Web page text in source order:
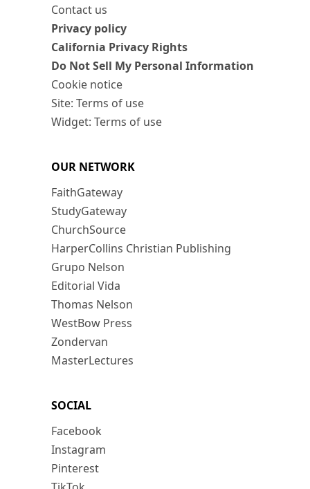
Contact us
Privacy policy
California Privacy Rights
Do Not Sell My Personal Information
Cookie notice
Site: Terms of use
Widget: Terms of use
OUR NETWORK
FaithGateway
StudyGateway
ChurchSource
HarperCollins Christian Publishing
Grupo Nelson
Editorial Vida
Thomas Nelson
WestBow Press
Zondervan
MasterLectures
SOCIAL
Facebook
Instagram
Pinterest